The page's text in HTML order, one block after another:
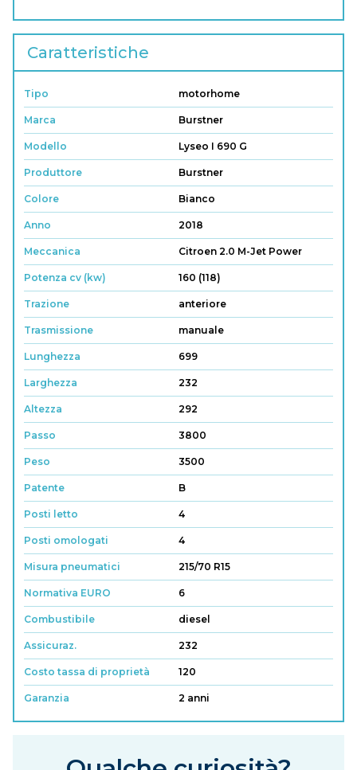
Caratteristiche
Tipo motorhome
Marca Burstner
Modello Lyseo I 690 G
Produttore Burstner
Colore Bianco
Anno 2018
Meccanica Citroen 2.0 M-Jet Power
Potenza cv (kw) 160 (118)
Trazione anteriore
Trasmissione manuale
Lunghezza 699
Larghezza 232
Altezza 292
Passo 3800
Peso 3500
Patente B
Posti letto 4
Posti omologati 4
Misura pneumatici 215/70 R15
Normativa EURO 6
Combustibile diesel
Assicuraz. 232
Costo tassa di proprietà 120
Garanzia 2 anni